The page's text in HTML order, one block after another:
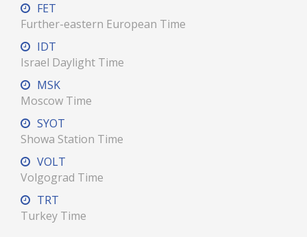
FET
Further-eastern European Time
IDT
Israel Daylight Time
MSK
Moscow Time
SYOT
Showa Station Time
VOLT
Volgograd Time
TRT
Turkey Time